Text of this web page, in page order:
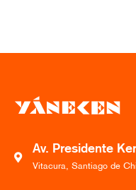
Av. Presidente
Vitacura, Santiago de